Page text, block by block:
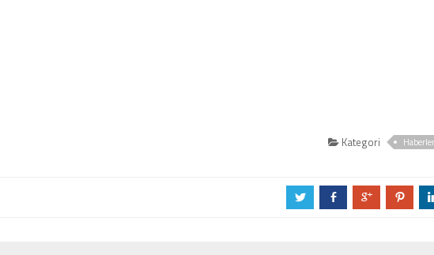
Kategori
a b c d